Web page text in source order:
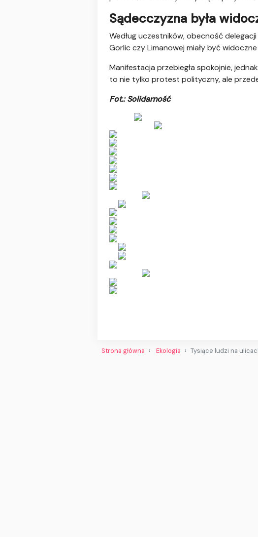
Sądecczyzna była
Według uczestników, obecność
Gorlic czy Limanowej miały być
Manifestacja przebiegła spokojnie,
to nie tylko protest polityczny, ale
Fot.: Solidarność
Strona główna Ekologia Tysiące ludzi na